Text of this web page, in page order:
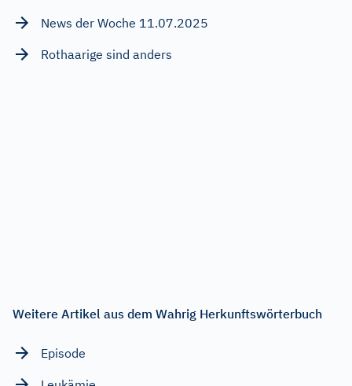
News der Woche 11.07.2025
Rothaarige sind anders
Weitere Artikel aus dem Wahrig Herkunftswörterbuch
Episode